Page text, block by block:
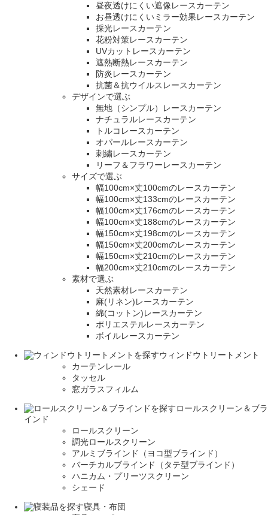
昼夜透けにくい遮像レースカーテン
お昼透けにくいミラー効果レースカーテン
採光レースカーテン
花粉対策レースカーテン
UVカットレースカーテン
遮熱断熱レースカーテン
防炎レースカーテン
抗菌＆抗ウイルスレースカーテン
デザインで選ぶ
無地（シンプル）レースカーテン
ナチュラルレースカーテン
トルコレースカーテン
オパールレースカーテン
刺繍レースカーテン
リーフ＆フラワーレースカーテン
サイズで選ぶ
幅100cm×丈100cmのレースカーテン
幅100cm×丈133cmのレースカーテン
幅100cm×丈176cmのレースカーテン
幅100cm×丈188cmのレースカーテン
幅150cm×丈198cmのレースカーテン
幅150cm×丈200cmのレースカーテン
幅150cm×丈210cmのレースカーテン
幅200cm×丈210cmのレースカーテン
素材で選ぶ
天然素材レースカーテン
麻(リネン)レースカーテン
綿(コットン)レースカーテン
ポリエステルレースカーテン
ボイルレースカーテン
ウィンドウトリートメント
カーテンレール
タッセル
窓ガラスフィルム
ロールスクリーン＆ブラ
インド
ロールスクリーン
調光ロールスクリーン
アルミブラインド（ヨコ型ブラインド）
バーチカルブラインド（タテ型ブラインド）
ハニカム・プリーツスクリーン
シェード
寝具・布団